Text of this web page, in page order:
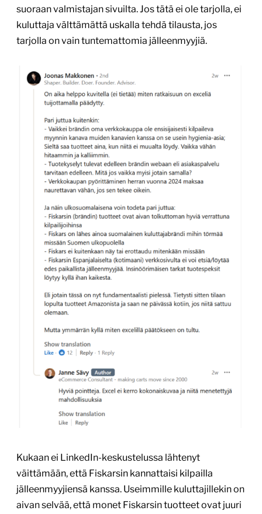
suoraan valmistajan sivuilta. Jos tätä ei ole tarjolla, ei
kuluttaja välttämättä uskalla tehdä tilausta, jos
tarjolla on vain tuntemattomia jälleenmyyjiä.
Kukaan ei LinkedIn-keskustelussa lähtenyt
väittämään, että Fiskarsin kannattaisi kilpailla
jälleenmyyjiensä kanssa. Useimmille kuluttajillekin on
aivan selvää, että monet Fiskarsin tuotteet ovat juuri